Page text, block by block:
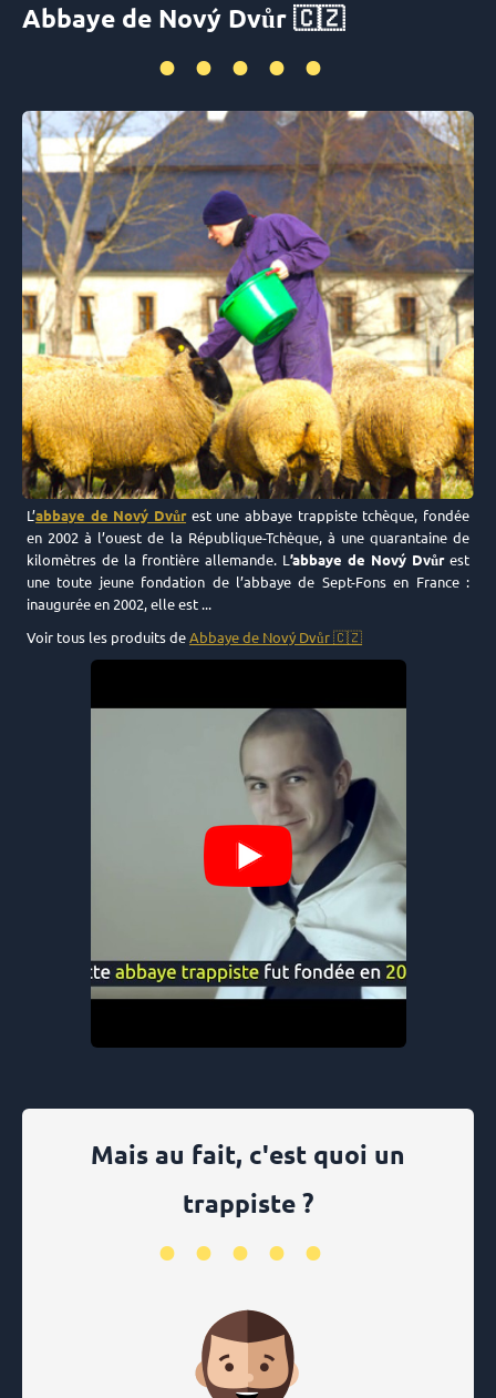
Abbaye de Nový Dvůr 🇨🇿
•••••
L’abbaye de Nový Dvůrest une abbaye trappiste tchèque, fondée
en 2002 à l’ouest de la République-Tchèque, à une quarantaine de
kilomètres de la frontière allemande. L ’abbaye de Nový Dvůrest
une toute jeune fondation de l’abbaye de Sept-Fons en France :
inaugurée en 2002, elle est ...
Voir tous les produits deAbbaye de Nový Dvůr 🇨🇿
Mais au fait, c'est quoi un
trappiste ?
•••••